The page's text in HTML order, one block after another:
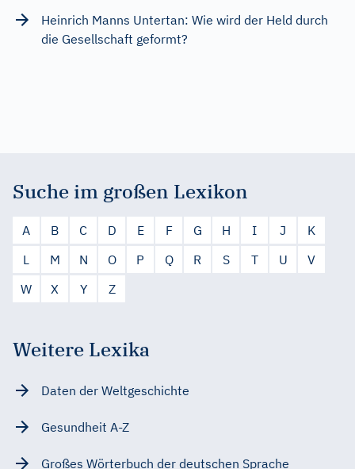
Heinrich Manns Untertan: Wie wird der Held durch
die Gesellschaft geformt?
Suche im großen Lexikon
A B C D E F G H I J
K
L
M N O P Q R S T U
V
W
X Y Z
Weitere Lexika
Daten der Weltgeschichte
Gesundheit A-Z
Großes Wörterbuch der deutschen Sprache